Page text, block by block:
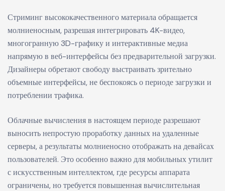
Стриминг высококачественного материала обращается
молниеносным, разрешая интегрировать 4K-видео,
многогранную 3D-графику и интерактивные медиа
напрямую в веб-интерфейсы без предварительной загрузки.
Дизайнеры обретают свободу выстраивать зрительно
объемные интерфейсы, не беспокоясь о периоде загрузки и
потреблении трафика.
Облачные вычисления в настоящем периоде разрешают
выносить непростую проработку данных на удаленные
серверы, а результаты молниеносно отображать на девайсах
пользователей. Это особенно важно для мобильных утилит
с искусственным интеллектом, где ресурсы аппарата
ограничены, но требуется повышенная вычислительная